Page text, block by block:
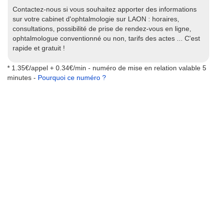
Contactez-nous si vous souhaitez apporter des informations
sur votre cabinet d'ophtalmologie sur LAON : horaires,
consultations, possibilité de prise de rendez-vous en ligne,
ophtalmologue conventionné ou non, tarifs des actes ... C'est
rapide et gratuit !
* 1.35€/appel + 0.34€/min - numéro de mise en relation valable 5
minutes - Pourquoi ce numéro ?